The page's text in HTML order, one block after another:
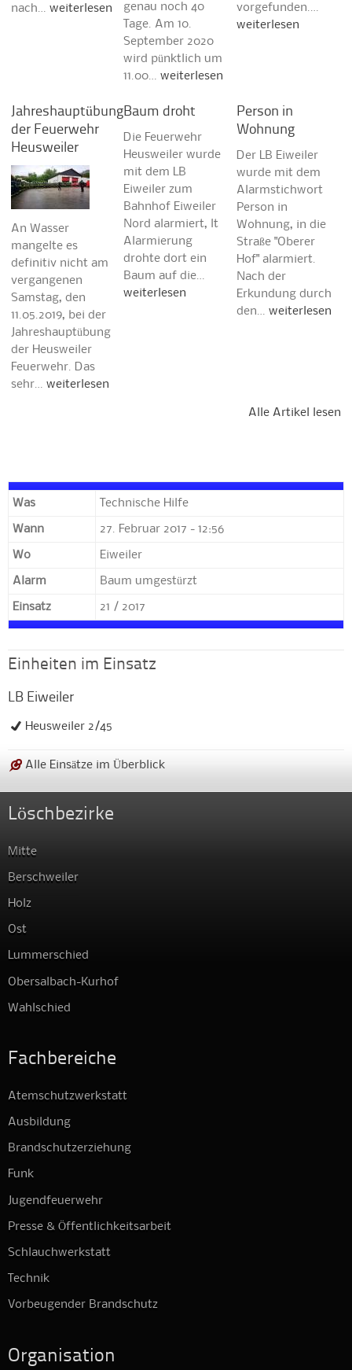
nach…weiterlesen
genau noch 40
Tage. Am 10.
September 2020
wird pünktlich um
11.00…weiterlesen
vorgefunden.…
weiterlesen
Jahreshauptübung
der Feuerwehr
Heusweiler
An Wasser
mangelte es
definitiv nicht am
vergangenen
Samstag, den
11.05.2019, bei der
Jahreshauptübung
der Heusweiler
Feuerwehr. Das
sehr…weiterlesen
Baum droht
Die Feuerwehr
Heusweiler wurde
mit dem LB
Eiweiler zum
Bahnhof Eiweiler
Nord alarmiert, lt
Alarmierung
drohte dort ein
Baum auf die…
weiterlesen
Person in
Wohnung
Der LB Eiweiler
wurde mit dem
Alarmstichwort
Person in
Wohnung, in die
Straße "Oberer
Hof" alarmiert.
Nach der
Erkundung durch
den… weiterlesen
Alle Artikel lesen
Was Technische Hilfe
Wann 27. Februar 2017 - 12:56
Wo Eiweiler
Alarm Baum umgestürzt
Einsatz 21 / 2017
Einheiten im Einsatz
LB Eiweiler
Heusweiler 2/45
Alle Einsätze im Überblick
Löschbezirke
Mitte
Berschweiler
Holz
Ost
Lummerschied
Obersalbach-Kurhof
Wahlschied
Fachbereiche
Atemschutzwerkstatt
Ausbildung
Brandschutzerziehung
Funk
Jugendfeuerwehr
Presse & Öffentlichkeitsarbeit
Schlauchwerkstatt
Technik
Vorbeugender Brandschutz
Organisation